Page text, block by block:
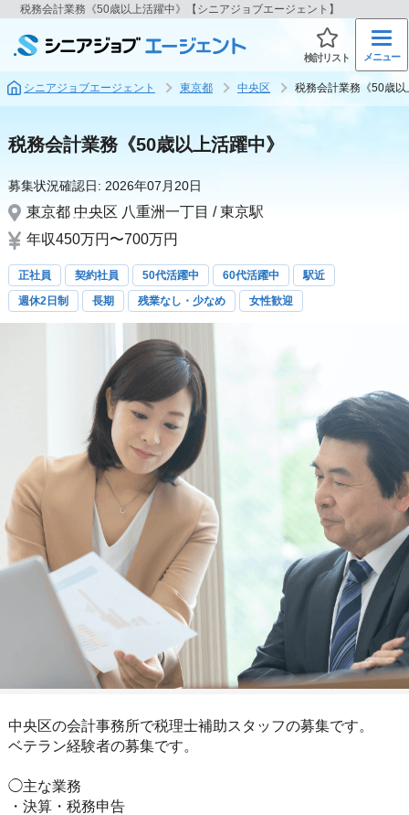
税務会計業務《50歳以上活躍中》【シニアジョブエージェント】
検討リスト メニュー
シニアジョブエージェント 東京都 中央区 税務会計業務《50歳
税務会計業務《50歳以上活躍中》
募集状況確認日: 2026年07月20日
東京都 中央区 八重洲一丁目 / 東京駅
年収450万円〜700万円
正社員 契約社員 50代活躍中 60代活躍中
駅近
週休2日制
長期 残業なし・少なめ 女性歓迎
中央区の会計事務所で税理士補助スタッフの募集です。
ベテラン経験者の募集です。
◯主な業務
・決算・税務申告